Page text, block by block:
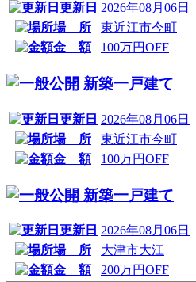
更新日 2026年08月06日
場 所
東近江市今町
金 額
100万円OFF
新築一戸建て
更新日 2026年08月06日
場 所
東近江市今町
金 額
100万円OFF
新築一戸建て
更新日 2026年08月06日
場 所
大津市大江
金 額
200万円OFF